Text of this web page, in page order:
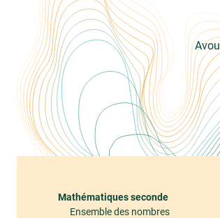
Mathématiques seconde
Ensemble des nombres